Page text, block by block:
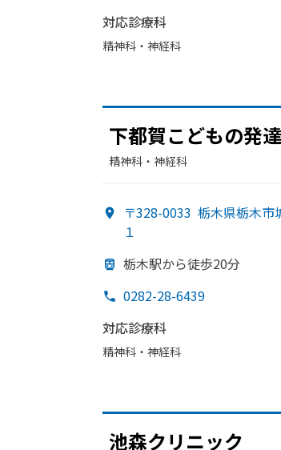
対応診療科
精神科・神経科
下都賀こどもの発
精神科・神経科
〒328-0033 栃木県栃木市
１
栃木駅から徒歩20分
0282-28-6439
対応診療科
精神科・神経科
池森クリニック